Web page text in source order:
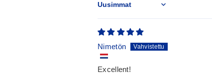
Sort by
Nimetön
Excellent!